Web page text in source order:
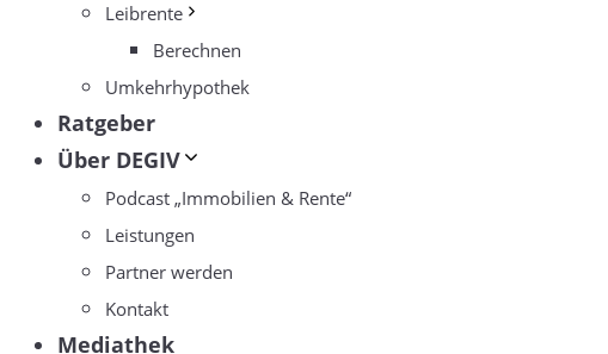
Leibrente
Berechnen
Umkehrhypothek
Ratgeber
Über DEGIV
Podcast „Immobilien & Rente“
Leistungen
Partner werden
Kontakt
Mediathek